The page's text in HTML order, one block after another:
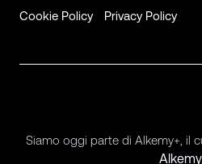
Cookie Policy Privacy Policy
Siamo oggi parte di Alkemy+, il
Alkemy.